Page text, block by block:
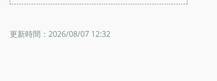
更新時間：2026/08/07 12:32